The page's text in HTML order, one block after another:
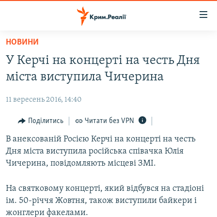
Перейти
основного
матеріалу
до
навігації
Перейти
до
пошуку
ВОДА.КРИМ
ВІДЕО ТА ФОТО
ПОЛІТИКА
БЛОГИ
ПОГЛЯД
ІНТЕРВ'Ю
СПЕЦПРОЕКТИ
ДЕПОРТАЦІЯ
ЯК ОБІЙТИ БЛОКУВАННЯ
НОВИНИ
У Керчі на концерті на честь Дня
міста виступила Чичерина
11 вересень 2016, 14:40
Поділитись Читати без VPN
В анексованій Росією Керчі на концерті на честь
Дня міста виступила російська співачка Юлія
Чичерина, повідомляють місцеві ЗМІ.
На святковому концерті, який відбувся на стадіоні
ім. 50-річчя Жовтня, також виступили байкери і
жонглери факелами.